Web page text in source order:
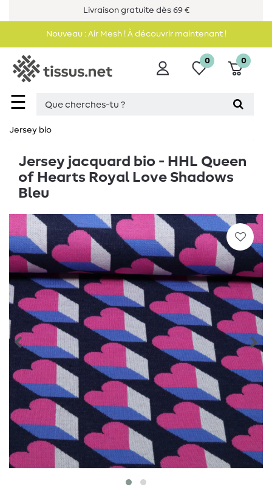
Livraison gratuite dès 69 €
Nouveau : Air Mesh ! À découvrir maintenant !
☰
0 0
Jersey bio
Jersey jacquard bio - HHL Queen
of Hearts Royal Love Shadows
Bleu